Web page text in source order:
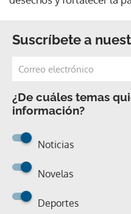
Suscríbete a
¿De cuáles temas
información?
Noticias
Novelas
Deportes